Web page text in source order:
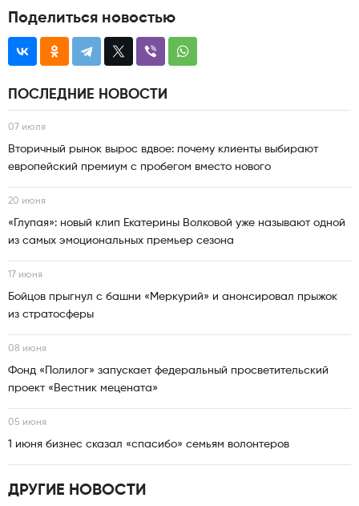
Поделиться новостью
ПОСЛЕДНИЕ НОВОСТИ
07 июля
Вторичный рынок вырос вдвое: почему клиенты выбирают
европейский премиум с пробегом вместо нового
20 июня
«Глупая»: новый клип Екатерины Волковой уже называют одной
из самых эмоциональных премьер сезона
17 июня
Бойцов прыгнул с башни «Меркурий» и анонсировал прыжок
из стратосферы
08 июня
Фонд «Полилог» запускает федеральный просветительский
проект «Вестник мецената»
05 июня
1 июня бизнес сказал «спасибо» семьям волонтеров
ДРУГИЕ НОВОСТИ